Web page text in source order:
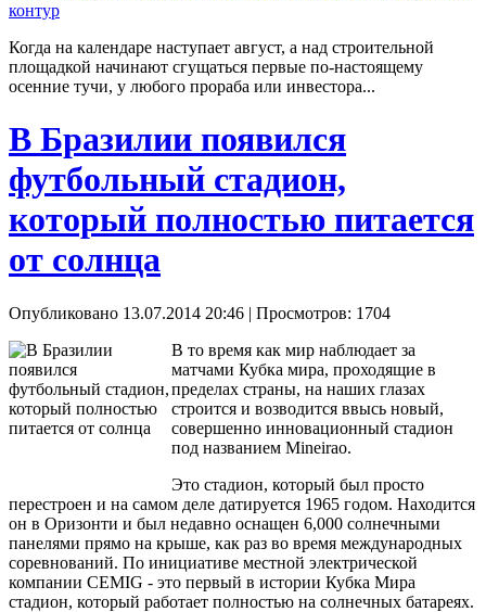
Когда на календаре наступает август, а над строительной
площадкой начинают сгущаться первые по-настоящему
осенние тучи, у любого прораба или инвестора...
В Бразилии появился
футбольный стадион,
который полностью питается
от солнца
Опубликовано 13.07.2014 20:46 | Просмотров: 1704
В то время как мир наблюдает за
матчами Кубка мира, проходящие в
пределах страны, на наших глазах
строится и возводится ввысь новый,
совершенно инновационный стадион
под названием Mineirao.
Это стадион, который был просто
перестроен и на самом деле датируется 1965 годом. Находится
он в Оризонти и был недавно оснащен 6,000 солнечными
панелями прямо на крыше, как раз во время международных
соревнований. По инициативе местной электрической
компании CEMIG - это первый в истории Кубка Мира
стадион, который работает полностью на солнечных батареях.